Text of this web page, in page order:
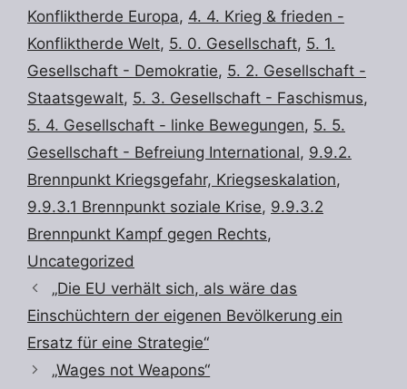
Konfliktherde Europa, 4. 4. Krieg & frieden -
Konfliktherde Welt, 5. 0. Gesellschaft, 5. 1.
Gesellschaft - Demokratie, 5. 2. Gesellschaft -
Staatsgewalt, 5. 3. Gesellschaft - Faschismus,
5. 4. Gesellschaft - linke Bewegungen, 5. 5.
Gesellschaft - Befreiung International, 9.9.2.
Brennpunkt Kriegsgefahr, Kriegseskalation,
9.9.3.1 Brennpunkt soziale Krise, 9.9.3.2
Brennpunkt Kampf gegen Rechts,
Uncategorized
„Die EU verhält sich, als wäre das
Einschüchtern der eigenen Bevölkerung ein
Ersatz für eine Strategie“
„Wages not Weapons“